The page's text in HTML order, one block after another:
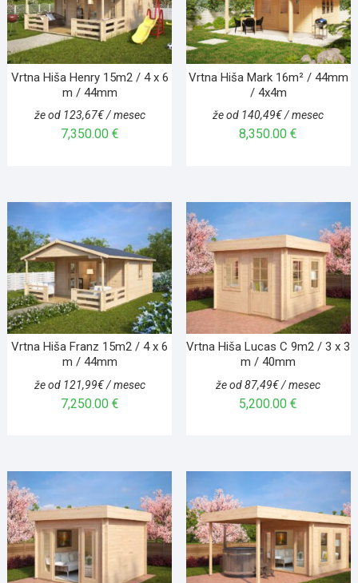
Vrtna Hiša Henry 15m2 / 4 x 6
m / 44mm
že od 123,67€ / mesec
7,350.00 €
Vrtna Hiša Mark 16m² / 44mm
/ 4x4m
že od 140,49€ / mesec
8,350.00€
Vrtna Hiša Franz 15m2 / 4 x 6
m / 44mm
že od 121,99€ / mesec
7,250.00 €
Vrtna Hiša Lucas C 9m2 / 3 x 3
m / 40mm
že od 87,49€ / mesec
5,200.00€